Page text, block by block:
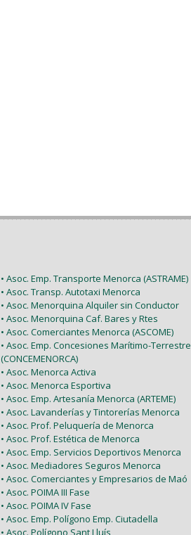
• Asoc. Emp. Transporte Menorca (ASTRAME)
• Asoc. Transp. Autotaxi Menorca
• Asoc. Menorquina Alquiler sin Conductor
• Asoc. Menorquina Caf. Bares y Rtes
• Asoc. Comerciantes Menorca (ASCOME)
• Asoc. Emp. Concesiones Marítimo-Terrestre
(CONCEMENORCA)
• Asoc. Menorca Activa
• Asoc. Menorca Esportiva
• Asoc. Emp. Artesanía Menorca (ARTEME)
• Asoc. Lavanderías y Tintorerías Menorca
• Asoc. Prof. Peluquería de Menorca
• Asoc. Prof. Estética de Menorca
• Asoc. Emp. Servicios Deportivos Menorca
• Asoc. Mediadores Seguros Menorca
• Asoc. Comerciantes y Empresarios de Maó
• Asoc. POIMA III Fase
• Asoc. POIMA IV Fase
• Asoc. Emp. Polígono Emp. Ciutadella
• Asoc. Polígono Sant Lluís